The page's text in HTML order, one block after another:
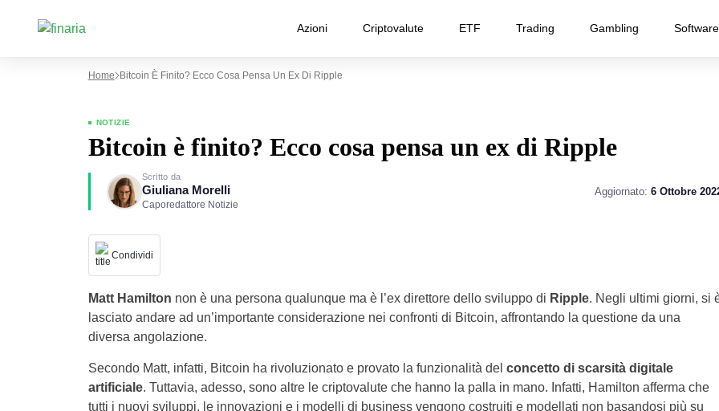
Azioni Criptovalute ETF Trading Gambling Software
Home Bitcoin È Finito? Ecco Cosa Pensa Un Ex Di Ripple
NOTIZIE
Bitcoin è finito? Ecco cosa pensa un ex di Ripple
Scritto da
Giuliana Morelli
Caporedattore Notizie
Aggiornato: 6 Ottobre
Condividi
Matt Hamilton non è una persona qualunque ma è l’ex direttore dello sviluppo di Ripple. Negli ultimi giorni, si
lasciato andare ad un’importante considerazione nei confronti di Bitcoin, affrontando la questione da una
diversa angolazione.
Secondo Matt, infatti, Bitcoin ha rivoluzionato e provato la funzionalità del concetto di scarsità digitale
artificiale. Tuttavia, adesso, sono altre le criptovalute che hanno la palla in mano. Infatti, Hamilton afferma che
tutti i nuovi sviluppi, le innovazioni e i modelli di business vengono costruiti e modellati non basandosi più su